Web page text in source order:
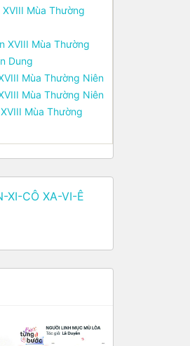
Mùa Thường
XVIII Mùa Thường
Dung
Mùa Thường Niên
Mùa Thường Niên
Mùa Thường